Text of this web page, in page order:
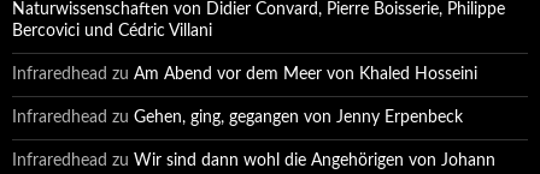
Naturwissenschaften von Didier Convard, Pierre Boisserie, Philippe
Bercovici und Cédric Villani
Infraredhead zu Am Abend vor dem Meer von Khaled Hosseini
Infraredhead zu Gehen, ging, gegangen von Jenny Erpenbeck
Infraredhead zu Wir sind dann wohl die Angehörigen von Johann